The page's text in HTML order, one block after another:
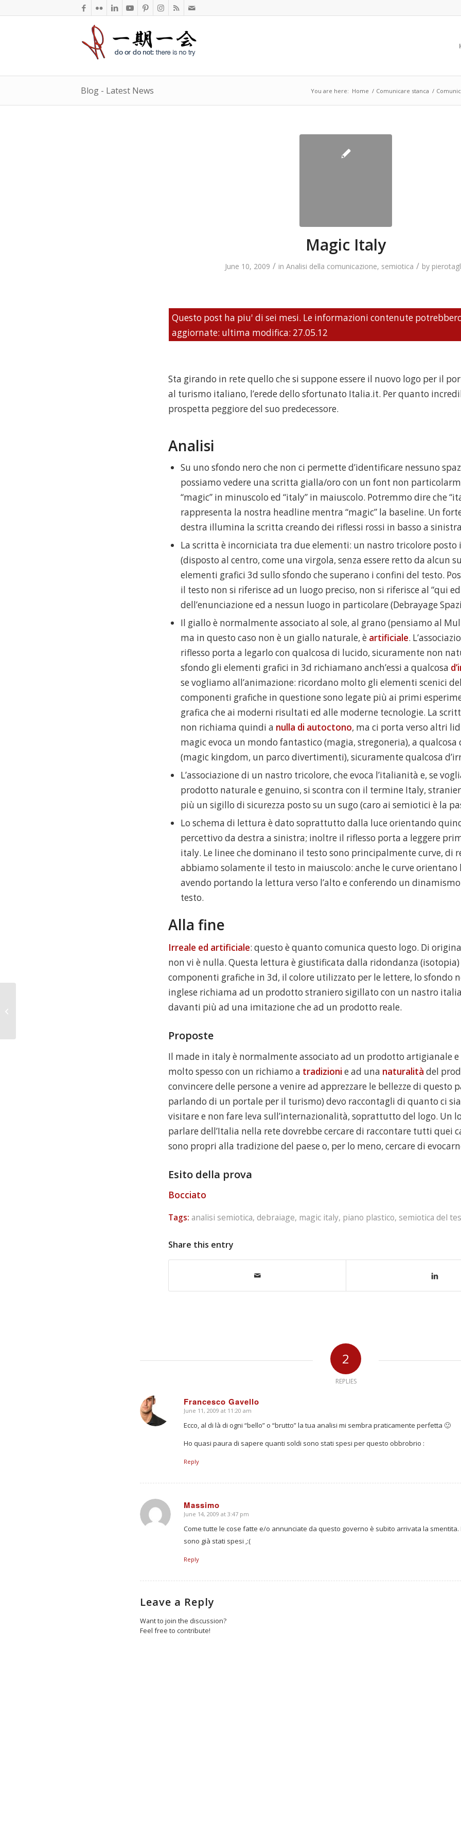
Blog - Latest News You are here: Home / Comunicare stanca /
Magic Italy
June 10, 2009 / in Analisi della comunicazione, semiotica / by
Questo post ha piu' di sei mesi. Le informazioni contenute
aggiornate: ultima modifica: 27.05.12
Sta girando in rete quello che si suppone essere il nuovo logo per il
al turismo italiano, l’erede dello sfortunato Italia.it. Per quanto
prospetta peggiore del suo predecessore.
Analisi
Su uno sfondo nero che non ci permette d’identificare nessuno
possiamo vedere una scritta gialla/oro con un font non
“magic” in minuscolo ed “italy” in maiuscolo. Potremmo dire che
rappresenta la nostra headline mentra “magic” la baseline. Un
destra illumina la scritta creando dei riflessi rossi in basso a
La scritta è incorniciata tra due elementi: un nastro tricolore
(disposto al centro, come una virgola, senza essere retto da alcun
elementi grafici 3d sullo sfondo che superano i confini del testo.
il testo non si riferisce ad un luogo preciso, non si riferisce al “qui
dell’enunciazione ed a nessun luogo in particolare (Debrayage
Il giallo è normalmente associato al sole, al grano (pensiamo al
ma in questo caso non è un giallo naturale, è artificiale.
riflesso porta a legarlo con qualcosa di lucido, sicuramente non
sfondo gli elementi grafici in 3d richiamano anch’essi a qualcosa
se vogliamo all’animazione: ricordano molto gli elementi scenici
componenti grafiche in questione sono legate più ai primi
grafica che ai moderni risultati ed alle moderne tecnologie. La
non richiama quindi a nulla di autoctono, ma ci porta verso altri
magic evoca un mondo fantastico (magia, stregoneria), a
(magic kingdom, un parco divertimenti), sicuramente qualcosa
L’associazione di un nastro tricolore, che evoca l’italianità e, se
prodotto naturale e genuino, si scontra con il termine Italy,
più un sigillo di sicurezza posto su un sugo (caro ai semiotici è la
Lo schema di lettura è dato soprattutto dalla luce orientando
percettivo da destra a sinistra; inoltre il riflesso porta a leggere
italy. Le linee che dominano il testo sono principalmente curve, di
abbiamo solamente il testo in maiuscolo: anche le curve
avendo portando la lettura verso l’alto e conferendo un
testo.
Alla fine
Irreale ed artificiale: questo è quanto comunica questo logo. Di
non vi è nulla. Questa lettura è giustificata dalla ridondanza
componenti grafiche in 3d, il colore utilizzato per le lettere, lo sfondo
inglese richiama ad un prodotto straniero sigillato con un nastro
davanti più ad una imitazione che ad un prodotto reale.
Proposte
Il made in italy è normalmente associato ad un prodotto artigianale
molto spesso con un richiamo a tradizioni e ad una naturalità del
convincere delle persone a venire ad apprezzare le bellezze di questo
parlando di un portale per il turismo) devo raccontagli di quanto ci
visitare e non fare leva sull’internazionalità, soprattutto del logo. Un
parlare dell’Italia nella rete dovrebbe cercare di raccontare tutti quei
sono propri alla tradizione del paese o, per lo meno, cercare di
Esito della prova
Bocciato
Tags: analisi semiotica, debraiage, magic italy, piano plastico, semiotica del
Share this entry
2
REPLIES
Francesco Gavello
says:
June 11, 2009 at 11:20 am
Ecco, al di là di ogni “bello” o “brutto” la tua analisi mi sembra praticamente perfetta 🙂
Ho quasi paura di sapere quanti soldi sono stati spesi per questo obbrobrio :
Reply
Massimo
says:
June 14, 2009 at 3:47 pm
Come tutte le cose fatte e/o annunciate da questo governo è subito arrivata la smentita.
sono già stati spesi ,:(
Reply
Leave a Reply
Want to join the discussion?
Feel free to contribute!